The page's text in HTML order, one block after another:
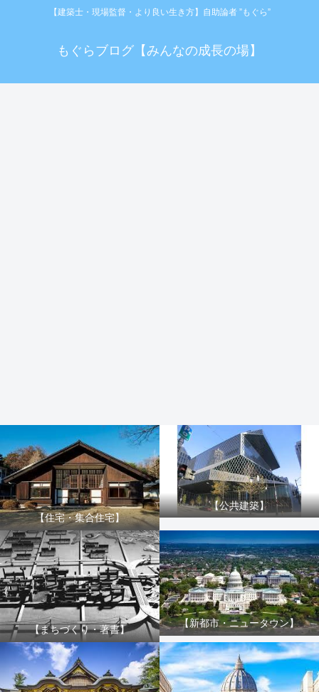
【建築士・現場監督・より良い生き方】自助論者 ”もぐら”
もぐらブログ【みんなの成長の場】
【住宅・集合住宅】
【公共建築】
【まちづくり・著書】
【新都市・ニュータウン】